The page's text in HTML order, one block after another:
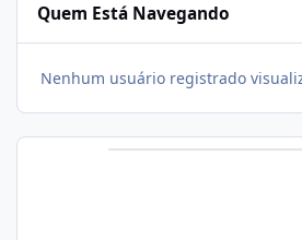
Quem Está Navegando
Nenhum usuário registrado